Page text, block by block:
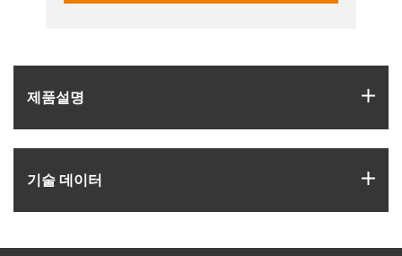
제품­설명
기술 데이터